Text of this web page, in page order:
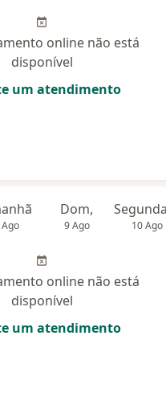
online não está
disponível
um atendimento
Dom,
9 Ago 10 Ago
online não está
disponível
um atendimento